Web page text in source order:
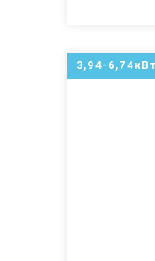
3,94-